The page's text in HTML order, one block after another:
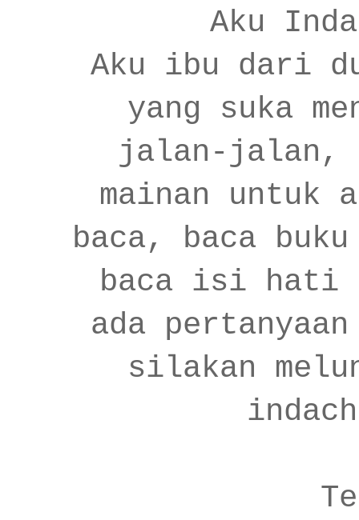
Aku
Aku ibu dari
yang suka
jalan-jalan,
mainan untuk
baca, baca
baca isi hati
ada
silakan